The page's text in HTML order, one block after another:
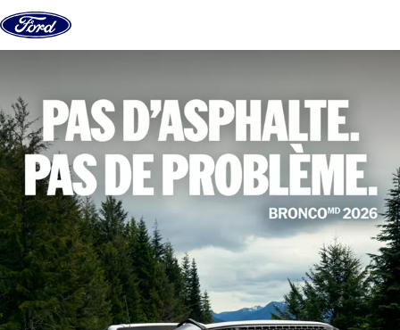
Aller au contenu